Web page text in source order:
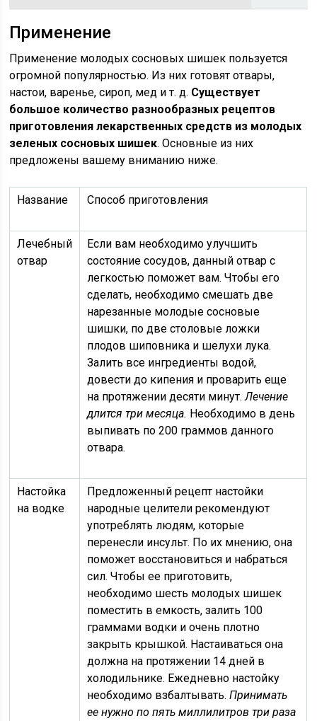
Применение
Применение молодых сосновых шишек пользуется
огромной популярностью. Из них готовят отвары,
настои, варенье, сироп, мед и т. д. Существует
большое количество разнообразных рецептов
приготовления лекарственных средств из молодых
зеленых сосновых шишек. Основные из них
предложены вашему вниманию ниже.
Название Способ приготовления
Лечебный
отвар
Если вам необходимо улучшить
состояние сосудов, данный отвар с
легкостью поможет вам. Чтобы его
сделать, необходимо смешать две
нарезанные молодые сосновые
шишки, по две столовые ложки
плодов шиповника и шелухи лука.
Залить все ингредиенты водой,
довести до кипения и проварить еще
на протяжении десяти минут.Лечение
длится три месяца. Необходимо в день
выпивать по 200 граммов данного
отвара.
Настойка
на водке
Предложенный рецепт настойки
народные целители рекомендуют
употреблять людям, которые
перенесли инсульт. По их мнению, она
поможет восстановиться и набраться
сил. Чтобы ее приготовить,
необходимо шесть молодых шишек
поместить в емкость, залить 100
граммами водки и очень плотно
закрыть крышкой. Настаиваться она
должна на протяжении 14 дней в
холодильнике. Ежедневно настойку
необходимо взбалтывать.Принимать
ее нужно по пять миллилитров три раза